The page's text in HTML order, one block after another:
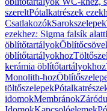
szereltPótalkatrészek
CsatlakozókSarokszelepek
ezekhez: Sigma falsík
öblítőtartályok
öblítőtartályokhoz
kerámia öblítőtartályokhoz
Monolith-hoz
töltőszelepek
idomokMembránok